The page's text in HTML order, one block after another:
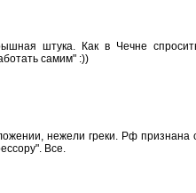
штука. Как в Чечне
самим" :))
нежели греки. Рф признана
Все.